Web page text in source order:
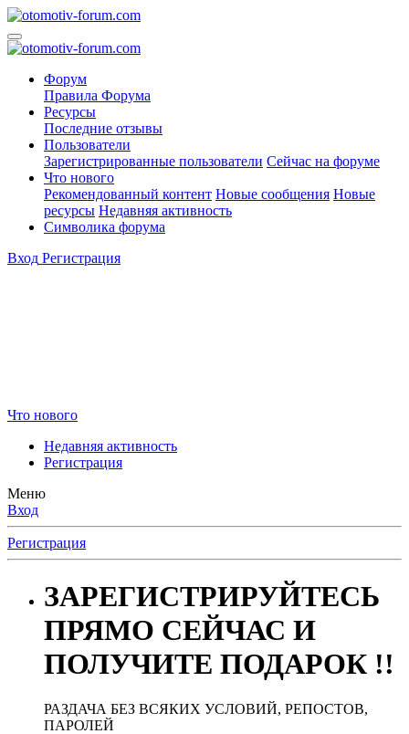
Форум
Правила Форума
Ресурсы
Последние отзывы
Пользователи
Зарегистрированные пользователи Сейчас на форуме
Что нового
Рекомендованный контент Новые сообщения Новые
ресурсы Недавняя активность
Символика форума
Вход Регистрация
Что нового
Недавняя активность
Регистрация
Меню
Вход
Регистрация
ЗАРЕГИСТРИРУЙТЕСЬ
ПРЯМО СЕЙЧАС И
ПОЛУЧИТЕ ПОДАРОК !!
РАЗДАЧА БЕЗ ВСЯКИХ УСЛОВИЙ, РЕПОСТОВ,
ПАРОЛЕЙ